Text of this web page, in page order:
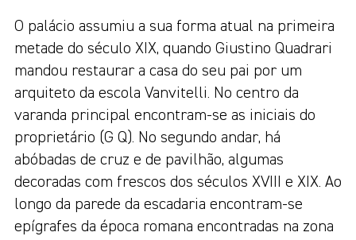
O palácio assumiu a sua forma atual na primeira
metade do século XIX, quando Giustino Quadrari
mandou restaurar a casa do seu pai por um
arquiteto da escola Vanvitelli. No centro da
varanda principal encontram-se as iniciais do
proprietário (G Q). No segundo andar, há
abóbadas de cruz e de pavilhão, algumas
decoradas com frescos dos séculos XVIII e XIX. Ao
longo da parede da escadaria encontram-se
epígrafes da época romana encontradas na zona